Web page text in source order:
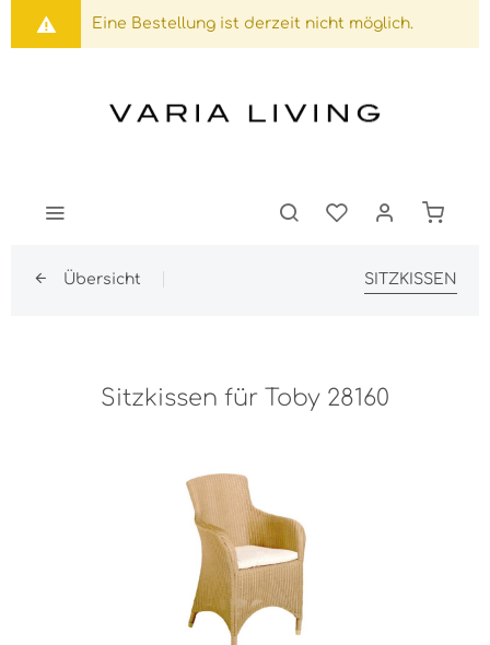
Eine Bestellung ist derzeit nicht möglich.
Übersicht SITZKISSEN
Sitzkissen für Toby 28160